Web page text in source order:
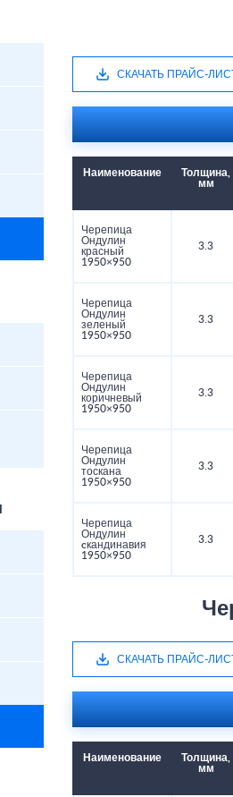
годы.
СКАЧАТЬ ПРАЙС-
Наименование
Толщина,
мм
Черепица
Ондулин
красный
1950×950
3.3
Черепица
Ондулин
зеленый
1950×950
3.3
Черепица
Ондулин
коричневый
1950×950
3.3
Черепица
Ондулин
тоскана
1950×950
3.3
Черепица
Ондулин
cкандинавия
1950×950
3.3
СКАЧАТЬ ПРАЙС-
Наименование
Толщина,
мм